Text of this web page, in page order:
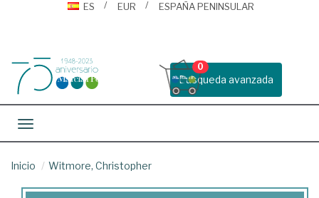
ES
EUR ESPAÑA PENINSULAR
Busqueda avanzada
0
Toggle navigation
Inicio Witmore, Christopher